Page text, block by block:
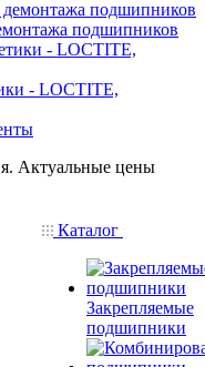
подшипников
- LOCTITE,
Актуальные цены
Каталог
Закрепляемые
подшипники